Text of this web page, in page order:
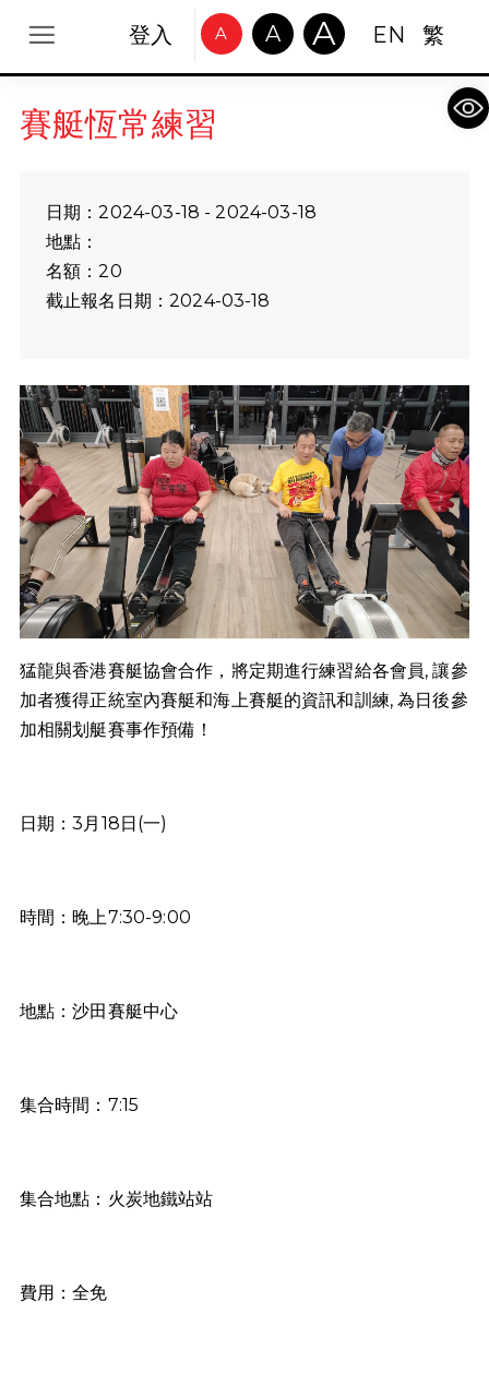
登入 A A A EN 繁
賽艇恆常練習
日期：2024-03-18 - 2024-03-18
地點：
名額：20
截止報名日期：2024-03-18
猛龍與香港賽艇協會合作，將定期進行練習給各會員, 讓參
加者獲得正統室內賽艇和海上賽艇的資訊和訓練, 為日後參
加相關划艇賽事作預備！
日期：3月18日(一)
時間：晚上7:30-9:00
地點：沙田賽艇中心
集合時間：7:15
集合地點：火炭地鐵站站
費用：全免